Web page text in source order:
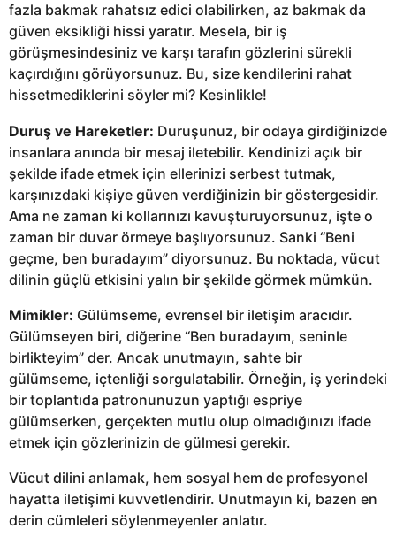
fazla bakmak rahatsız edici olabilirken, az bakmak da
güven eksikliği hissi yaratır. Mesela, bir iş
görüşmesindesiniz ve karşı tarafın gözlerini sürekli
kaçırdığını görüyorsunuz. Bu, size kendilerini rahat
hissetmediklerini söyler mi? Kesinlikle!
Duruş ve Hareketler: Duruşunuz, bir odaya girdiğinizde
insanlara anında bir mesaj iletebilir. Kendinizi açık bir
şekilde ifade etmek için ellerinizi serbest tutmak,
karşınızdaki kişiye güven verdiğinizin bir göstergesidir.
Ama ne zaman ki kollarınızı kavuşturuyorsunuz, işte o
zaman bir duvar örmeye başlıyorsunuz. Sanki “Beni
geçme, ben buradayım” diyorsunuz. Bu noktada, vücut
dilinin güçlü etkisini yalın bir şekilde görmek mümkün.
Mimikler: Gülümseme, evrensel bir iletişim aracıdır.
Gülümseyen biri, diğerine “Ben buradayım, seninle
birlikteyim” der. Ancak unutmayın, sahte bir
gülümseme, içtenliği sorgulatabilir. Örneğin, iş yerindeki
bir toplantıda patronunuzun yaptığı espriye
gülümserken, gerçekten mutlu olup olmadığınızı ifade
etmek için gözlerinizin de gülmesi gerekir.
Vücut dilini anlamak, hem sosyal hem de profesyonel
hayatta iletişimi kuvvetlendirir. Unutmayın ki, bazen en
derin cümleleri söylenmeyenler anlatır.